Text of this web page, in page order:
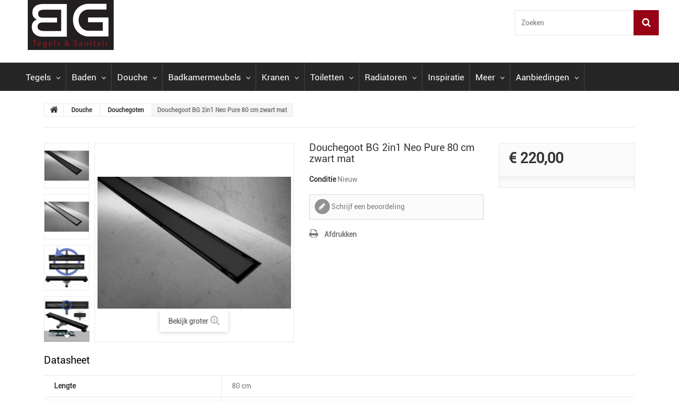
Tegels Baden Douche Badkamermeubels Kranen Toiletten Radiatoren Inspiratie Meer Aanbiedingen
Douche Douchegoten Douchegoot BG 2in1 Neo Pure 80 cm zwart mat
Bekijk groter
Douchegoot BG 2in1 Neo Pure 80 cm
zwart mat
Conditie Nieuw
Schrijf een beoordeling
Afdrukken
€ 220,00
Datasheet
Lengte 80 cm